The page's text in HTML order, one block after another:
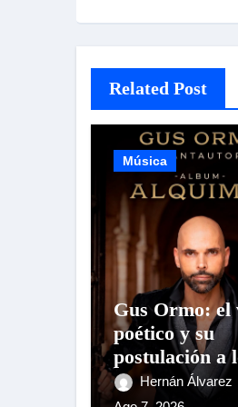
Related Post
Música
Gus Ormo: el
poético y su
postulación a
LatinHernán Álvarez